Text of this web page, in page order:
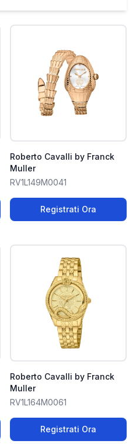
Roberto Cavalli by Franck
Muller
RV1L149M0041
Registrati Ora
Roberto Cavalli by Franck
Muller
RV1L164M0061
Registrati Ora